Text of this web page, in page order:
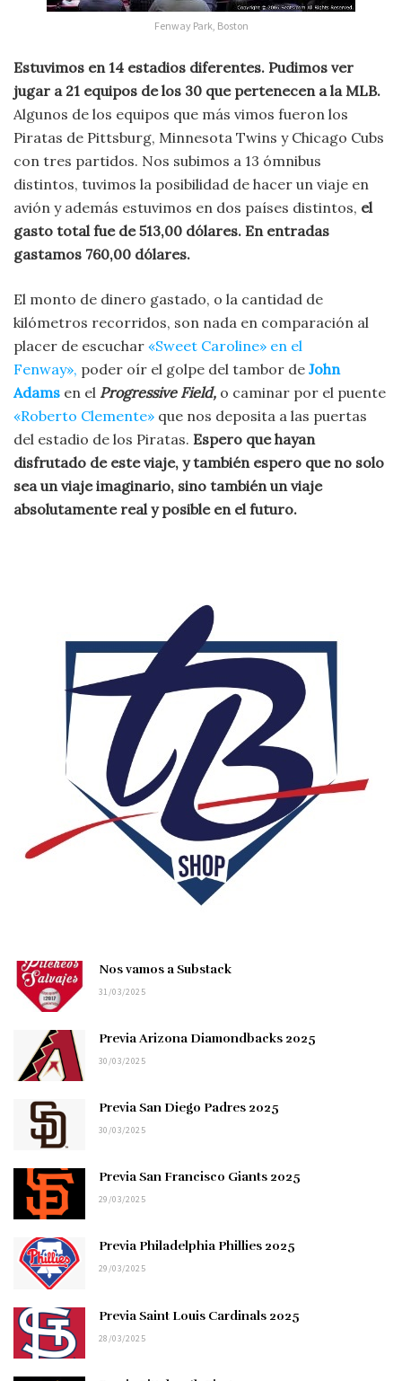
Fenway Park, Boston
Estuvimos en 14 estadios diferentes. Pudimos ver
jugar a 21 equipos de los 30 que pertenecen a la MLB.
Algunos de los equipos que más vimos fueron los
Piratas de Pittsburg, Minnesota Twins y Chicago Cubs
con tres partidos. Nos subimos a 13 ómnibus
distintos, tuvimos la posibilidad de hacer un viaje en
avión y además estuvimos en dos países distintos, el
gasto total fue de 513,00 dólares. En entradas
gastamos 760,00 dólares.
El monto de dinero gastado, o la cantidad de
kilómetros recorridos, son nada en comparación al
placer de escuchar «Sweet Caroline» en el
Fenway», poder oír el golpe del tambor de John
Adams en el Progressive Field, o caminar por el puente
«Roberto Clemente» que nos deposita a las puertas
del estadio de los Piratas. Espero que hayan
disfrutado de este viaje, y también espero que no solo
sea un viaje imaginario, sino también un viaje
absolutamente real y posible en el futuro.
Nos vamos a Substack
31/03/2025
Previa Arizona Diamondbacks 2025
30/03/2025
Previa San Diego Padres 2025
30/03/2025
Previa San Francisco Giants 2025
29/03/2025
Previa Philadelphia Phillies 2025
29/03/2025
Previa Saint Louis Cardinals 2025
28/03/2025